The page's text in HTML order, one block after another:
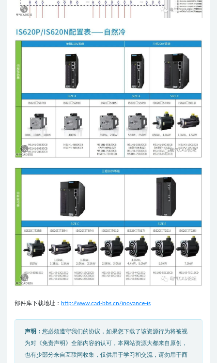
部件库下载地址： http://www.cad-bbs.cn/inovance-is
声明： 您必须遵守我们的协议，如果您下载了该资源行为将被视
为对《免责声明》全部内容的认可，本网站资源大都来自原创，
也有少部分来自互联网收集，仅供用于学习和交流，请勿用于商